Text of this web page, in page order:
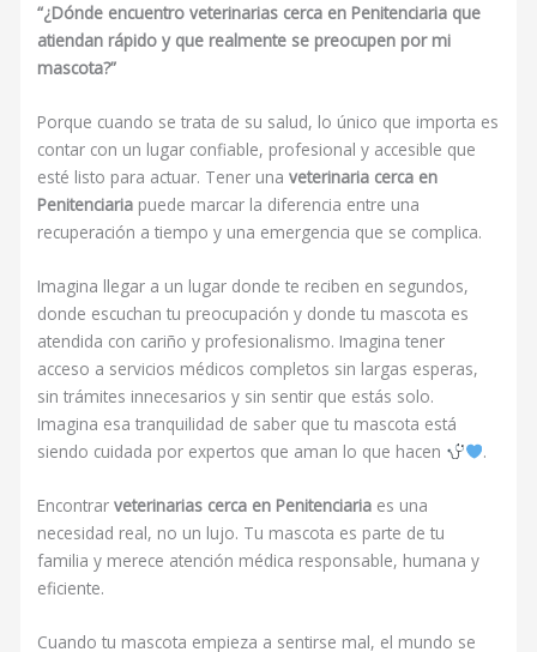
“¿Dónde encuentro veterinarias cerca en Penitenciaria que
atiendan rápido y que realmente se preocupen por mi
mascota?”
Porque cuando se trata de su salud, lo único que importa es
contar con un lugar confiable, profesional y accesible que
esté listo para actuar. Tener unaveterinaria cerca en
Penitenciaria puede marcar la diferencia entre una
recuperación a tiempo y una emergencia que se complica.
Imagina llegar a un lugar donde te reciben en segundos,
donde escuchan tu preocupación y donde tu mascota es
atendida con cariño y profesionalismo. Imagina tener
acceso a servicios médicos completos sin largas esperas,
sin trámites innecesarios y sin sentir que estás solo.
Imagina esa tranquilidad de saber que tu mascota está
siendo cuidada por expertos que aman lo que hacen
.
Encontrarveterinarias cerca en Penitenciaria es una
necesidad real, no un lujo. Tu mascota es parte de tu
familia y merece atención médica responsable, humana y
eficiente.
Cuando tu mascota empieza a sentirse mal, el mundo se